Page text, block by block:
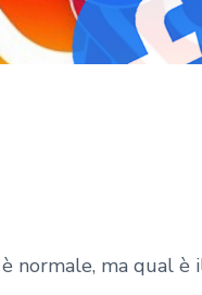
normale, ma qual è